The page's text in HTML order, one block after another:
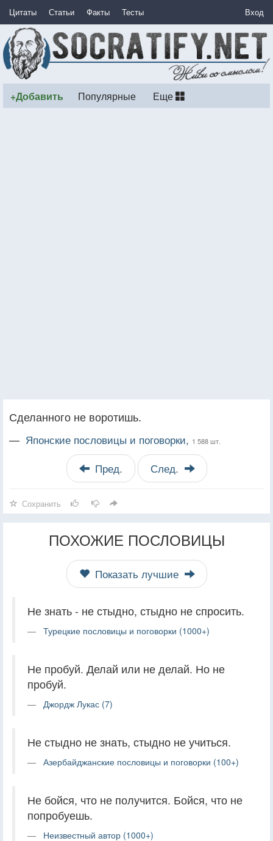
Цитаты Статьи Факты Тесты Вход
+Добавить Популярные Еще
Сделанного не воротишь.
— Японские пословицы и поговорки, 1 588 шт.
Пред. След.
Сохранить
ПОХОЖИЕ ПОСЛОВИЦЫ
Показать лучшие
Не знать - не стыдно, стыдно не спросить.
Турецкие пословицы и поговорки (1000+)
Не пробуй. Делай или не делай. Но не
пробуй.
Джордж Лукас (7)
Не стыдно не знать, стыдно не учиться.
Азербайджанские пословицы и поговорки (100+)
Не бойся, что не получится. Бойся, что не
попробуешь.
Неизвестный автор (1000+)